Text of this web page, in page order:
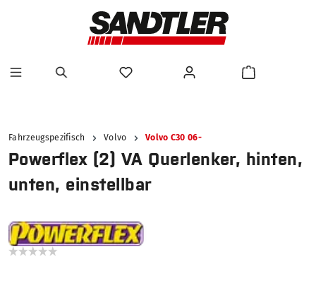
Fahrzeugspezifisch Volvo Volvo C30 06-
Powerflex (2) VA Querlenker, hinten,
unten, einstellbar